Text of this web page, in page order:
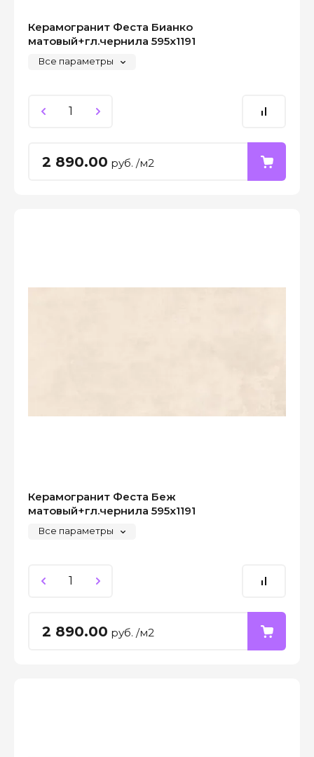
Керамогранит Феста Бианко
матовый+гл.чернила 595x1191
Все параметры
2 890.00 руб. /м2
Керамогранит Феста Беж
матовый+гл.чернила 595x1191
Все параметры
2 890.00 руб. /м2